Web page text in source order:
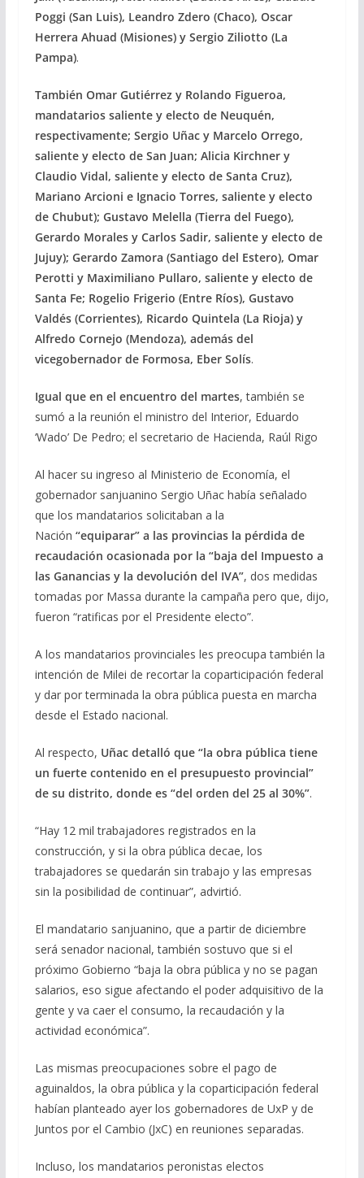
Poggi (San Luis), Leandro Zdero (Chaco), Oscar
Herrera Ahuad (Misiones) y Sergio Ziliotto (La
Pampa).
También Omar Gutiérrez y Rolando Figueroa,
mandatarios saliente y electo de Neuquén,
respectivamente; Sergio Uñac y Marcelo Orrego,
saliente y electo de San Juan; Alicia Kirchner y
Claudio Vidal, saliente y electo de Santa Cruz),
Mariano Arcioni e Ignacio Torres, saliente y electo
de Chubut); Gustavo Melella (Tierra del Fuego),
Gerardo Morales y Carlos Sadir, saliente y electo de
Jujuy); Gerardo Zamora (Santiago del Estero), Omar
Perotti y Maximiliano Pullaro, saliente y electo de
Santa Fe; Rogelio Frigerio (Entre Ríos), Gustavo
Valdés (Corrientes), Ricardo Quintela (La Rioja) y
Alfredo Cornejo (Mendoza), además del
vicegobernador de Formosa, Eber Solís.
Igual que en el encuentro del martes, también se
sumó a la reunión el ministro del Interior, Eduardo
‘Wado’ De Pedro; el secretario de Hacienda, Raúl Rigo
Al hacer su ingreso al Ministerio de Economía, el
gobernador sanjuanino Sergio Uñac había señalado
que los mandatarios solicitaban a la
Nación “equiparar” a las provincias la pérdida de
recaudación ocasionada por la “baja del Impuesto a
las Ganancias y la devolución del IVA”, dos medidas
tomadas por Massa durante la campaña pero que, dijo,
fueron “ratificas por el Presidente electo”.
A los mandatarios provinciales les preocupa también la
intención de Milei de recortar la coparticipación federal
y dar por terminada la obra pública puesta en marcha
desde el Estado nacional.
Al respecto, Uñac detalló que “la obra pública tiene
un fuerte contenido en el presupuesto provincial”
de su distrito, donde es “del orden del 25 al 30%”.
“Hay 12 mil trabajadores registrados en la
construcción, y si la obra pública decae, los
trabajadores se quedarán sin trabajo y las empresas
sin la posibilidad de continuar”, advirtió.
El mandatario sanjuanino, que a partir de diciembre
será senador nacional, también sostuvo que si el
próximo Gobierno “baja la obra pública y no se pagan
salarios, eso sigue afectando el poder adquisitivo de la
gente y va caer el consumo, la recaudación y la
actividad económica”.
Las mismas preocupaciones sobre el pago de
aguinaldos, la obra pública y la coparticipación federal
habían planteado ayer los gobernadores de UxP y de
Juntos por el Cambio (JxC) en reuniones separadas.
Incluso, los mandatarios peronistas electos